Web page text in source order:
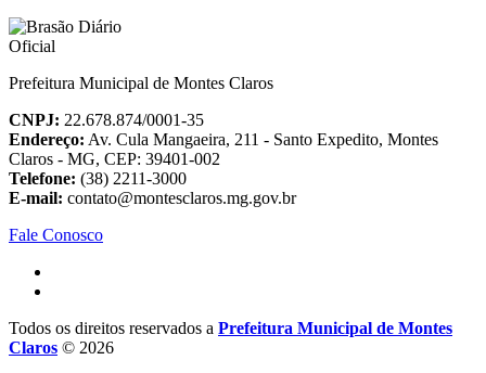
Prefeitura Municipal de Montes Claros
CNPJ: 22.678.874/0001-35
Endereço: Av. Cula Mangaeira, 211 - Santo Expedito, Montes
Claros - MG, CEP: 39401-002
Telefone: (38) 2211-3000
E-mail: contato@montesclaros.mg.gov.br
Fale Conosco
Todos os direitos reservados a Prefeitura Municipal de Montes
Claros © 2026